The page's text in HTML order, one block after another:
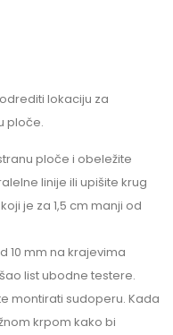
lokaciju za
ploče.
ploče i obeležite
linije ili upišite krug
je za 1,5 cm manji od
10 mm na krajevima
list ubodne testere.
montirati sudoperu. Kada
krpom kako bi